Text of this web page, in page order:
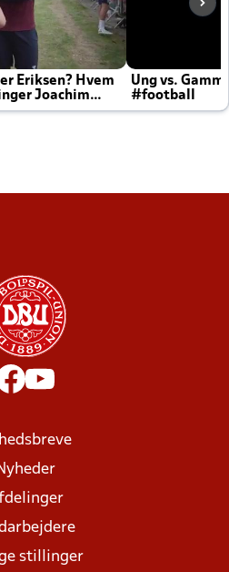
Eriksen? Hvem
Joachim
Ung vs.
#football
stillinger